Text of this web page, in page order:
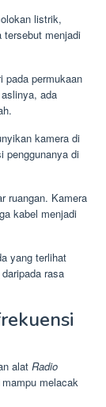
listrik,
tersebut menjadi
pada permukaan
ada
kamera di
penggunanya di
ruangan. Kamera
kabel menjadi
yang terlihat
rasa
alat Radio
melacak